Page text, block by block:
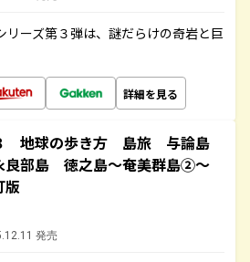
リーズ第３弾は、謎だらけの奇岩と巨
詳細を見る
地球の歩き方 島旅 与論島
良部島 徳之島～奄美群島②～
版
発売